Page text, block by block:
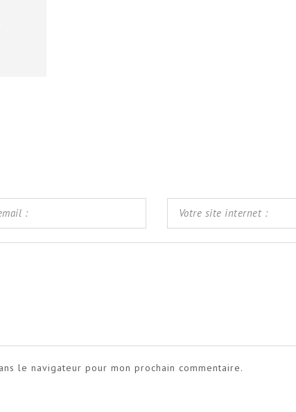
le navigateur pour mon prochain commentaire.